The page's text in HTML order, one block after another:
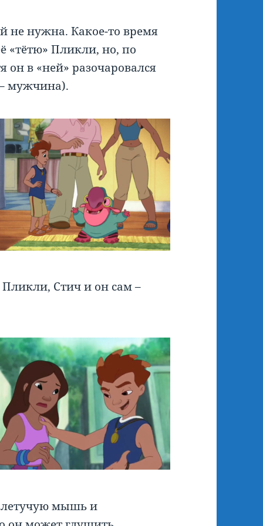
не нужна. Какое-то время
«тётю» Пликли, но, по
он в «ней» разочаровался
мужчина).
Стич и он сам –
мышь и